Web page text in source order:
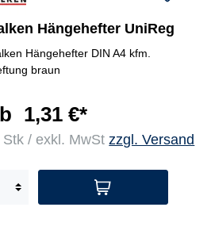
Hängehefter UniReg
Hängehefter DIN A4 kfm.
braun
1,31 €*
Stk / exkl. MwStzzgl. Versand